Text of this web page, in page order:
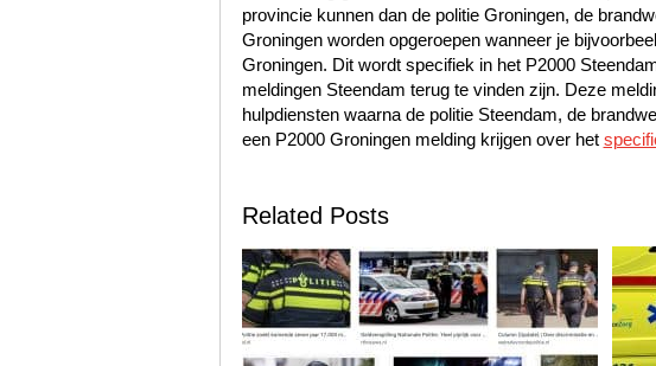
provincie kunnen dan de politie Groningen, de
Groningen worden opgeroepen wanneer je
Groningen. Dit wordt specifiek in het P2000
meldingen Steendam terug te vinden zijn. Deze
hulpdiensten waarna de politie Steendam, de
een P2000 Groningen melding krijgen over het
Related Posts